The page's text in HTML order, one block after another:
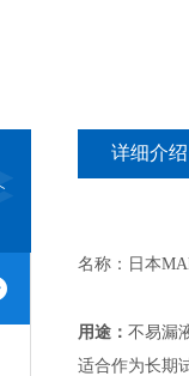
详细介绍
名称：日本
用途： 不易漏
适合作为长期